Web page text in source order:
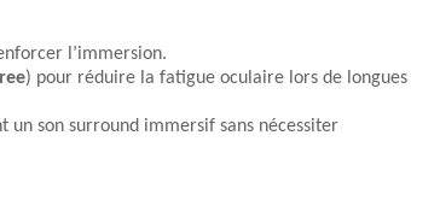
l’immersion.
) pour réduire la fatigue oculaire lors de longues
un son surround immersif sans nécessiter